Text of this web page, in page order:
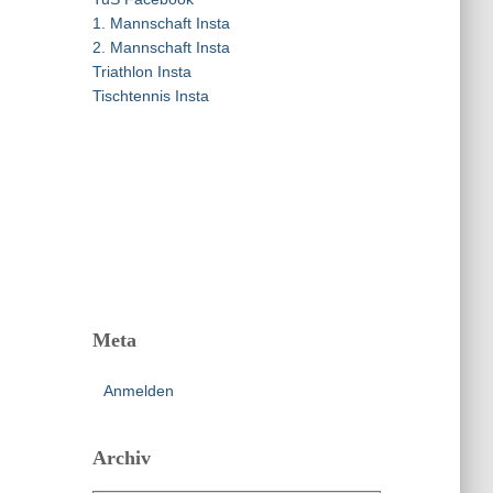
a
c
h
:
1. Mannschaft Insta
2. Mannschaft Insta
Triathlon Insta
Tischtennis Insta
Meta
Anmelden
Archiv